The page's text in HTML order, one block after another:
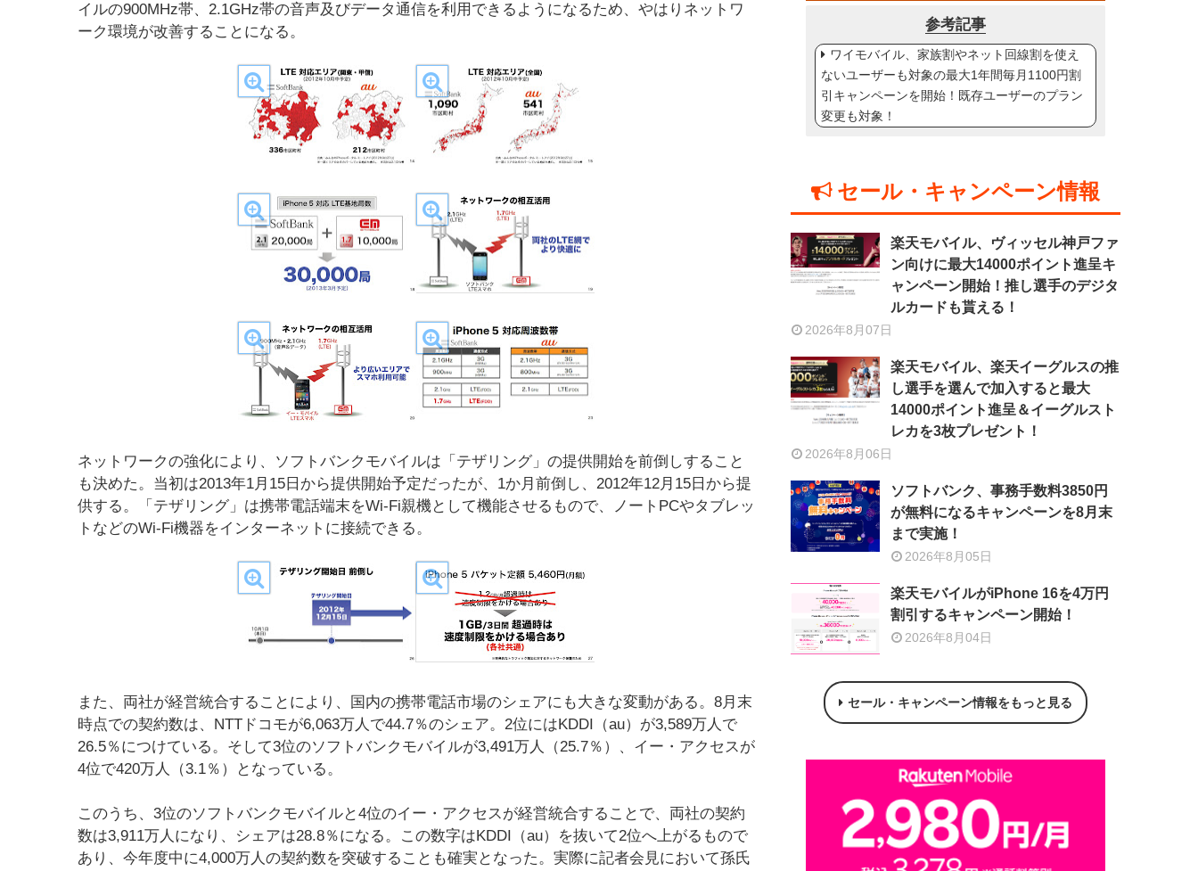
イルの900MHz帯、2.1GHz帯の音声及びデータ通信を利用できるようになるため、やはりネットワ
ーク環境が改善することになる。
ネットワークの強化により、ソフトバンクモバイルは「テザリング」の提供開始を前倒しすること
も決めた。当初は2013年1月15日から提供開始予定だったが、1か月前倒し、2012年12月15日から提
供する。「テザリング」は携帯電話端末をWi-Fi親機として機能させるもので、ノートPCやタブレッ
トなどのWi-Fi機器をインターネットに接続できる。
また、両社が経営統合することにより、国内の携帯電話市場のシェアにも大きな変動がある。8月末
時点での契約数は、NTTドコモが6,063万人で44.7％のシェア。2位にはKDDI（au）が3,589万人で
26.5％につけている。そして3位のソフトバンクモバイルが3,491万人（25.7％）、イー・アクセスが
4位で420万人（3.1％）となっている。
このうち、3位のソフトバンクモバイルと4位のイー・アクセスが経営統合することで、両社の契約
数は3,911万人になり、シェアは28.8％になる。この数字はKDDI（au）を抜いて2位へ上がるもので
あり、今年度中に4,000万人の契約数を突破することも確実となった。実際に記者会見において孫氏
参考記事
ワイモバイル、家族割やネット回線割を使え
ないユーザーも対象の最大1年間毎月1100円割
引キャンペーンを開始！既存ユーザーのプラン
変更も対象！
セール・キャンペーン情報
楽天モバイル、ヴィッセル神戸ファ
ン向けに最大14000ポイント進呈キ
ャンペーン開始！推し選手のデジタ
ルカードも貰える！
2026年8月07日
楽天モバイル、楽天イーグルスの推
し選手を選んで加入すると最大
14000ポイント進呈＆イーグルスト
レカを3枚プレゼント！
2026年8月06日
ソフトバンク、事務手数料3850円
が無料になるキャンペーンを8月末
まで実施！
2026年8月05日
楽天モバイルがiPhone 16を4万円
割引するキャンペーン開始！
2026年8月04日
セール・キャンペーン情報をもっと見る